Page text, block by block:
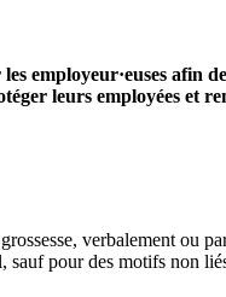
employeur·euses
leurs employées
verbalement ou
pour des motifs non